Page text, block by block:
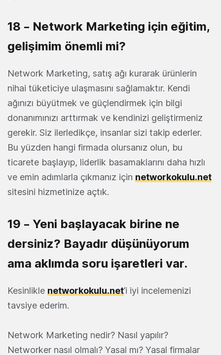
18 – Network Marketing için eğitim,
gelişimim önemli mi?
Network Marketing, satış ağı kurarak ürünlerin
nihai tüketiciye ulaşmasını sağlamaktır. Kendi
ağınızı büyütmek ve güçlendirmek için bilgi
donanımınızı arttırmak ve kendinizi geliştirmeniz
gerekir. Siz ilerledikçe, insanlar sizi takip ederler.
Bu yüzden hangi firmada olursanız olun, bu
ticarete başlayıp, liderlik basamaklarını daha hızlı
ve emin adımlarla çıkmanız için networkokulu.net
sitesini hizmetinize açtık.
19 – Yeni başlayacak birine ne
dersiniz? Bayadır düşünüyorum
ama aklımda soru işaretleri var.
Kesinlikle networkokulu.net’i iyi incelemenizi
tavsiye ederim.
Network Marketing nedir? Nasıl yapılır?
Networker nasıl olmalı? Yasal mı? Yasal firmalar